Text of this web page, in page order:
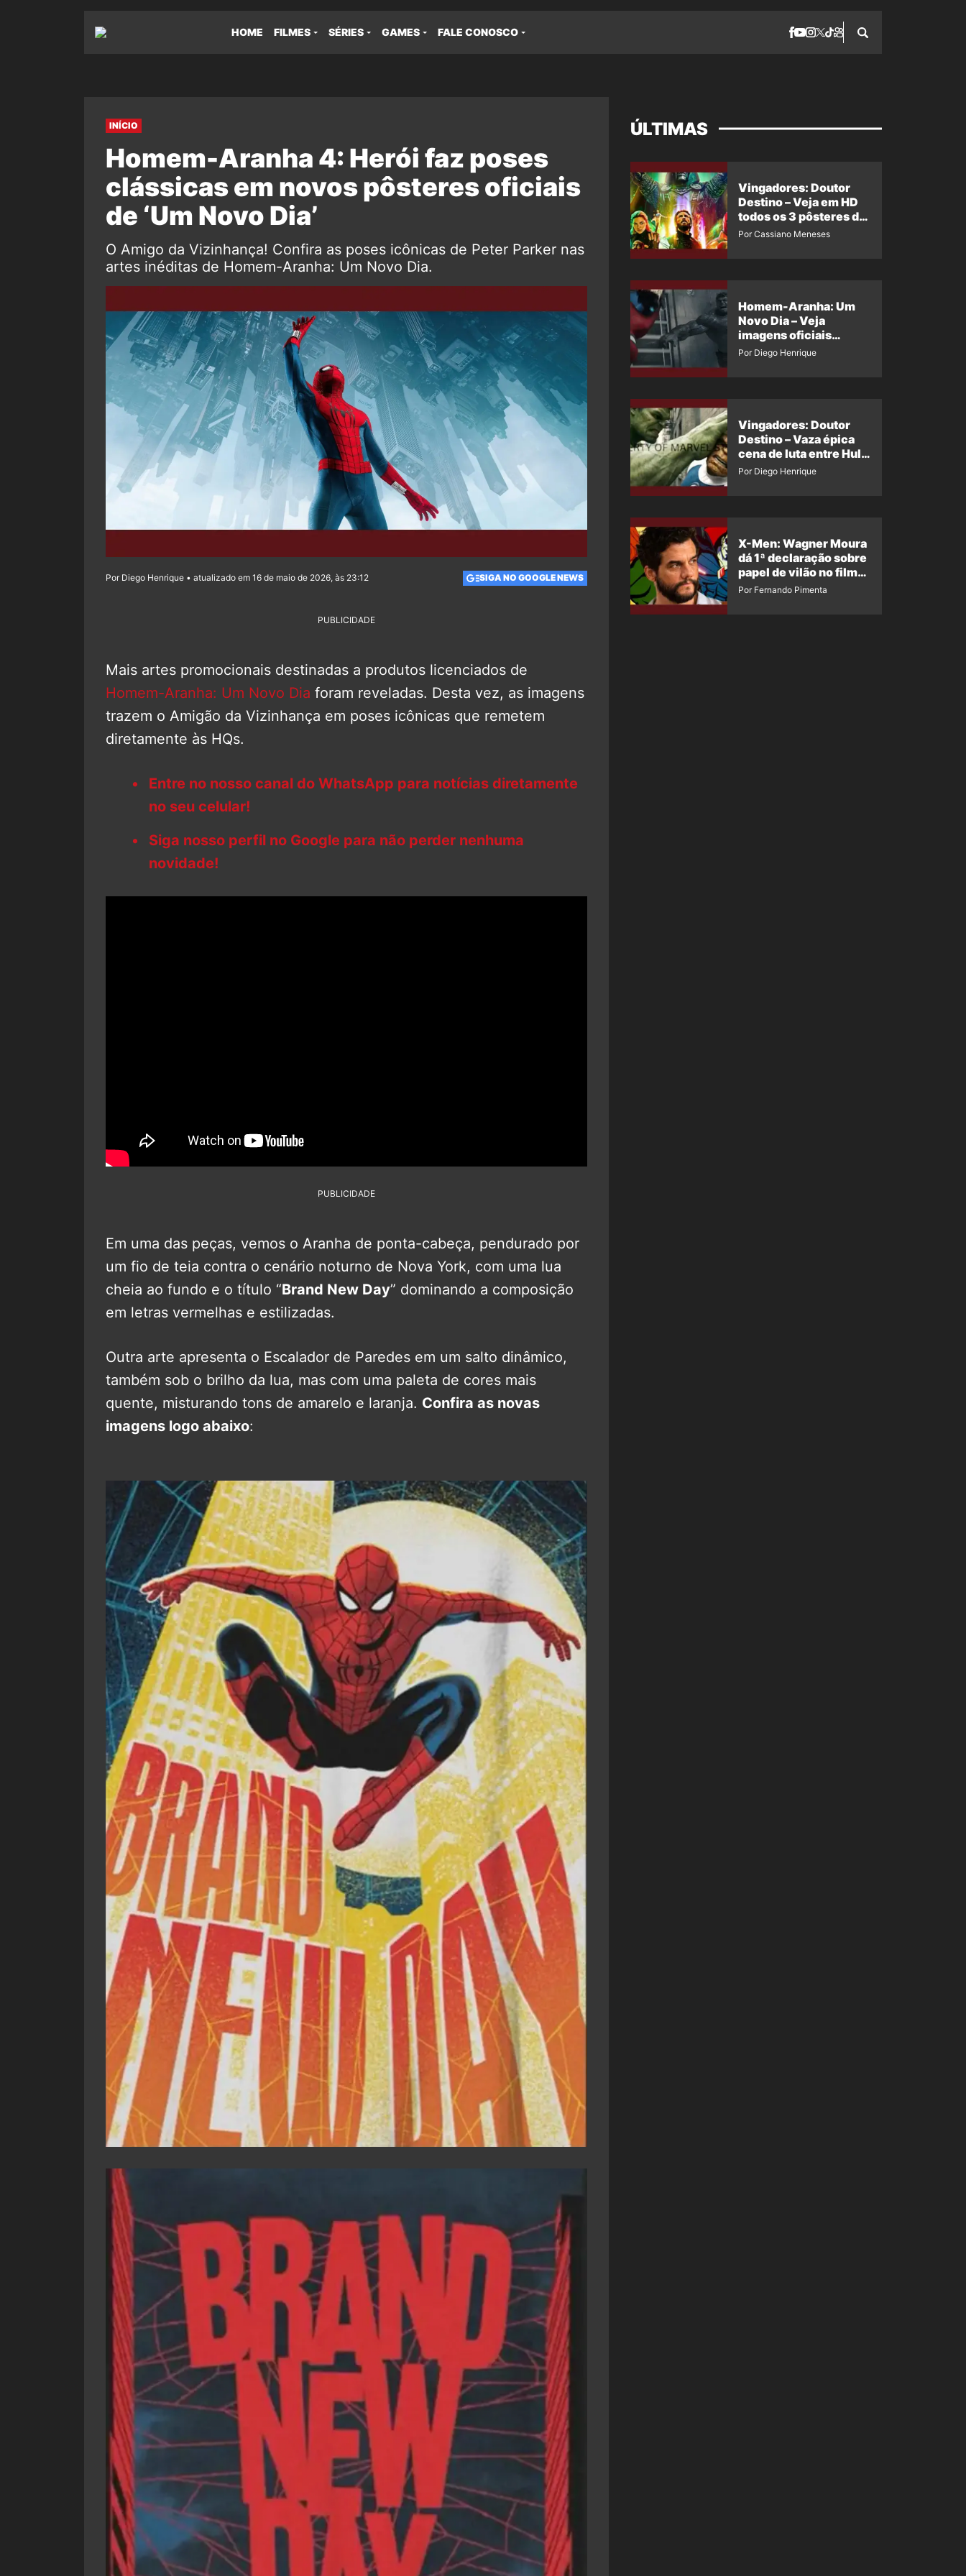
HOME FILMES SÉRIES GAMES FALE CONOSCO
INÍCIO
Homem-Aranha 4: Herói faz poses
clássicas em novos pôsteres oficiais
de ‘Um Novo Dia’
O Amigo da Vizinhança! Confira as poses icônicas de Peter Parker nas
artes inéditas de Homem-Aranha: Um Novo Dia.
Por Diego Henrique • atualizado em 16 de maio de 2026, às 23:12 SIGA NO GOOGLE NEWS
PUBLICIDADE
Mais artes promocionais destinadas a produtos licenciados de
Homem-Aranha: Um Novo Dia foram reveladas. Desta vez, as imagens
trazem o Amigão da Vizinhança em poses icônicas que remetem
diretamente às HQs.
Entre no nosso canal do WhatsApp para notícias diretamente
no seu celular!
Siga nosso perfil no Google para não perder nenhuma
novidade!
PUBLICIDADE
Em uma das peças, vemos o Aranha de ponta-cabeça, pendurado por
um fio de teia contra o cenário noturno de Nova York, com uma lua
cheia ao fundo e o título “Brand New Day” dominando a composição
em letras vermelhas e estilizadas.
Outra arte apresenta o Escalador de Paredes em um salto dinâmico,
também sob o brilho da lua, mas com uma paleta de cores mais
quente, misturando tons de amarelo e laranja. Confira as novas
imagens logo abaixo:
ÚLTIMAS
Vingadores: Doutor
Destino – Veja em HD
todos os 3 pôsteres de
‘Doomsday’ + 1 imagem
Por Cassiano Meneses
Homem-Aranha: Um
Novo Dia – Veja
imagens oficiais
descartadas do Hulk
Por Diego Henrique
Vingadores: Doutor
Destino – Vaza épica
cena de luta entre Hulk
e o Coisa
Por Diego Henrique
X-Men: Wagner Moura
dá 1ª declaração sobre
papel de vilão no filme
da Marvel
Por Fernando Pimenta